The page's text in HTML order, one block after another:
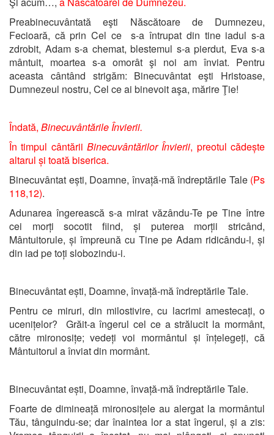
Preabinecuvântată eşti Născătoare de Dumnezeu,
Fecioară, că prin Cel ce s-a întrupat din tine iadul s-a
zdrobit, Adam s-a chemat, blestemul s-a pierdut, Eva s-a
mântuit, moartea s-a omorât şi noi am înviat. Pentru
aceasta cântând strigăm: Binecuvântat eşti Hristoase,
Dumnezeul nostru, Cel ce ai binevoit aşa, mărire Ţie!
Îndată, Binecuvântările Învierii.
În timpul cântării Binecuvântărilor Învierii, preotul cădește
altarul și toată biserica.
Binecuvântat ești, Doamne, învață-mă îndreptările Tale(Ps
118,12).
Adunarea îngerească s-a mirat văzându-Te pe Tine între
cei morți socotit fiind, și puterea morții stricând,
Mântuitorule, și împreună cu Tine pe Adam ridicându-l, și
din iad pe toți slobozindu-i.
Binecuvântat ești, Doamne, învață-mă îndreptările Tale.
Pentru ce miruri, din milostivire, cu lacrimi amestecați, o
ucenițelor? Grăit-a îngerul cel ce a strălucit la mormânt,
către mironosițe; vedeți voi mormântul și înțelegeți, că
Mântuitorul a înviat din mormânt.
Binecuvântat ești, Doamne, învață-mă îndreptările Tale.
Foarte de dimineață mironosițele au alergat la mormântul
Tău, tânguindu-se; dar înaintea lor a stat îngerul, și a zis: